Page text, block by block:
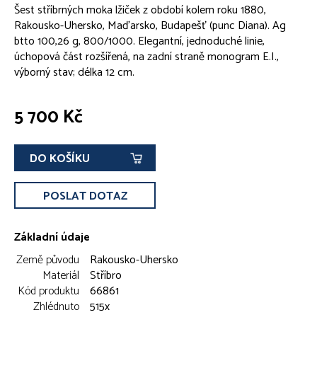
Šest stříbrných moka lžiček z období kolem roku 1880,
Rakousko-Uhersko, Maďarsko, Budapešť (punc Diana). Ag
btto 100,26 g, 800/1000. Elegantní, jednoduché linie,
úchopová část rozšířená, na zadní straně monogram E.I.,
výborný stav; délka 12 cm.
5 700 Kč
DO KOŠÍKU
POSLAT DOTAZ
Základní údaje
Země původu
Rakousko-Uhersko
Materiál Stříbro
Kód produktu 66861
Zhlédnuto 515x